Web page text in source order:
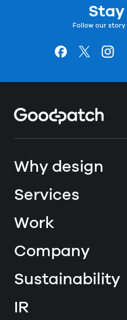
Stay
Follow our story
Goodpatchの
ページ
Goodpatch
ページ
Why design
Services
Work
Company
Sustainability
IR